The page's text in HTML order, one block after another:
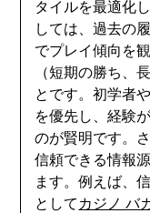
タイルを最適化
しては、過去の
でプレイ傾向を
（短期の勝ち、
とです。初学者
を優先し、経験
のが賢明です。
信頼できる情報
ます。例えば、
として カジノ バ